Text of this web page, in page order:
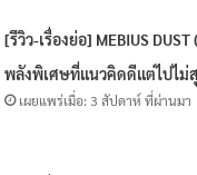
[รีวิว-เรื่องย่อ] MEBIUS
พลังพิเศษที่แนวคิดดีแต่ไปไม่
เผยแพร่เมื่อ: 3 สัปดาห์ ที่ผ่านมา